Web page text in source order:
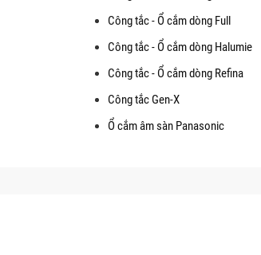
Công tắc - Ổ cắm dòng Full
Công tắc - Ổ cắm dòng Halumie
Công tắc - Ổ cắm dòng Refina
Công tắc Gen-X
Ổ cắm âm sàn Panasonic